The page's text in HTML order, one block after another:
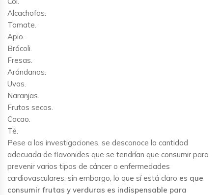
Alcachofas.
Tomate.
Apio.
Brócoli.
Fresas.
Arándanos.
Uvas.
Naranjas.
Frutos secos.
Cacao.
Té.
Pese a las investigaciones, se desconoce la cantidad
adecuada de flavonides que se tendrían que consumir para
prevenir varios tipos de cáncer o enfermedades
cardiovasculares; sin embargo, lo que sí está claro es que
consumir frutas y verduras es indispensable para